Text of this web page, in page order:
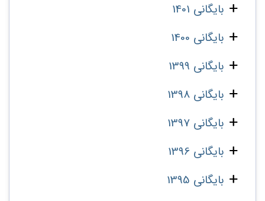
بایگانی 1401
بایگانی 1400
بایگانی 1399
بایگانی 1398
بایگانی 1397
بایگانی 1396
بایگانی 1395